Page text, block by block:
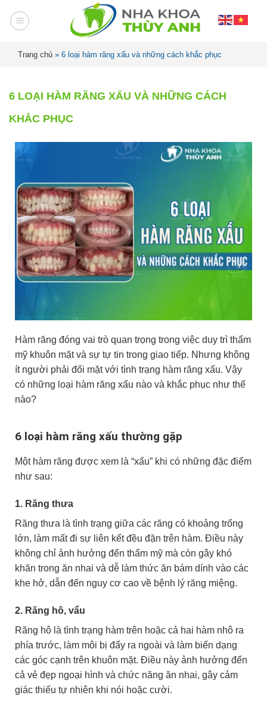
Trang chủ » 6 loại hàm răng xấu và những cách khắc phục
6 LOẠI HÀM RĂNG XẤU VÀ NHỮNG CÁCH
KHẮC PHỤC
Hàm răng đóng vai trò quan trọng trong việc duy trì thẩm
mỹ khuôn mặt và sự tự tin trong giao tiếp. Nhưng không
ít người phải đối mặt với tình trạng hàm răng xấu. Vậy
có những loại hàm răng xấu nào và khắc phục như thế
nào?
6 loại hàm răng xấu thường gặp
Một hàm răng được xem là “xấu” khi có những đặc điểm
như sau:
1. Răng thưa
Răng thưa là tình trạng giữa các răng có khoảng trống
lớn, làm mất đi sự liên kết đều đặn trên hàm. Điều này
không chỉ ảnh hưởng đến thẩm mỹ mà còn gây khó
khăn trong ăn nhai và dễ làm thức ăn bám dính vào các
khe hở, dẫn đến nguy cơ cao về bệnh lý răng miệng.
2. Răng hô, vẩu
Răng hô là tình trạng hàm trên hoặc cả hai hàm nhô ra
phía trước, làm môi bị đẩy ra ngoài và làm biến dạng
các góc cạnh trên khuôn mặt. Điều này ảnh hưởng đến
cả vẻ đẹp ngoại hình và chức năng ăn nhai, gây cảm
giác thiếu tự nhiên khi nói hoặc cười.